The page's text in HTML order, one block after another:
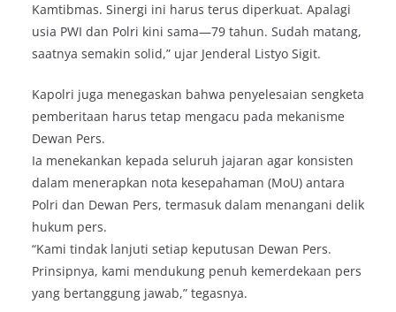
Kamtibmas. Sinergi ini harus terus diperkuat. Apalagi
usia PWI dan Polri kini sama—79 tahun. Sudah matang,
saatnya semakin solid,” ujar Jenderal Listyo Sigit.
Kapolri juga menegaskan bahwa penyelesaian sengketa
pemberitaan harus tetap mengacu pada mekanisme
Dewan Pers.
Ia menekankan kepada seluruh jajaran agar konsisten
dalam menerapkan nota kesepahaman (MoU) antara
Polri dan Dewan Pers, termasuk dalam menangani delik
hukum pers.
“Kami tindak lanjuti setiap keputusan Dewan Pers.
Prinsipnya, kami mendukung penuh kemerdekaan pers
yang bertanggung jawab,” tegasnya.